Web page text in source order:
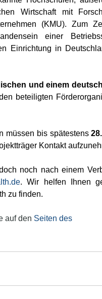
Wirtschaft mit
(KMU). Zum
einer
Einrichtung in
und einem
beteiligten
müssen bis spätestens
Kontakt
noch nach einem
. Wir helfen Ihnen
zu finden.
auf den Seiten des